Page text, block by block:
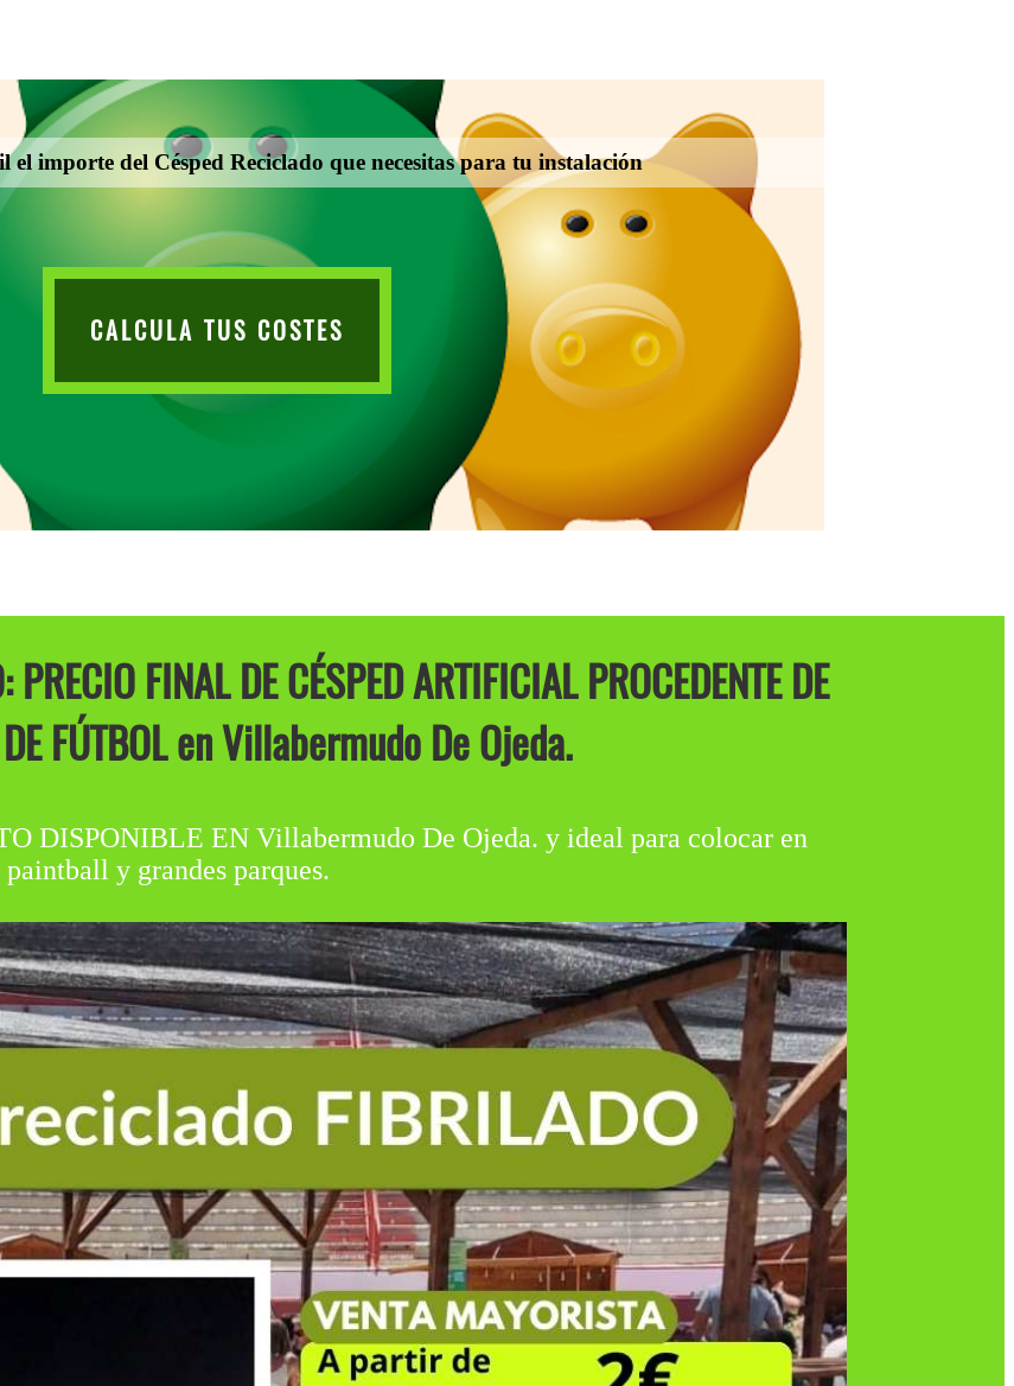
importe del Césped Reciclado que necesitas para tu instalación
CALCULA TUS COSTES
FINAL DE CÉSPED ARTIFICIAL PROCEDENTE DE
FÚTBOL en Villabermudo De Ojeda.
DISPONIBLE EN Villabermudo De Ojeda. y ideal para colocar en
y grandes parques.